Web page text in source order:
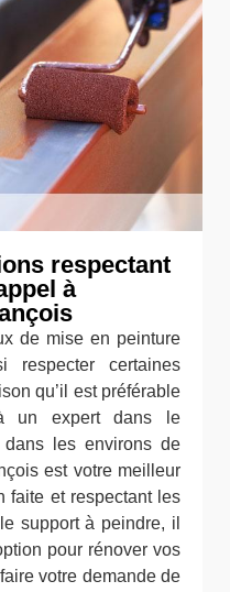
respectant
à
de mise en peinture
respecter certaines
qu’il est préférable
un expert dans le
les environs de
est votre meilleur
faite et respectant les
support à peindre, il
pour rénover vos
votre demande de